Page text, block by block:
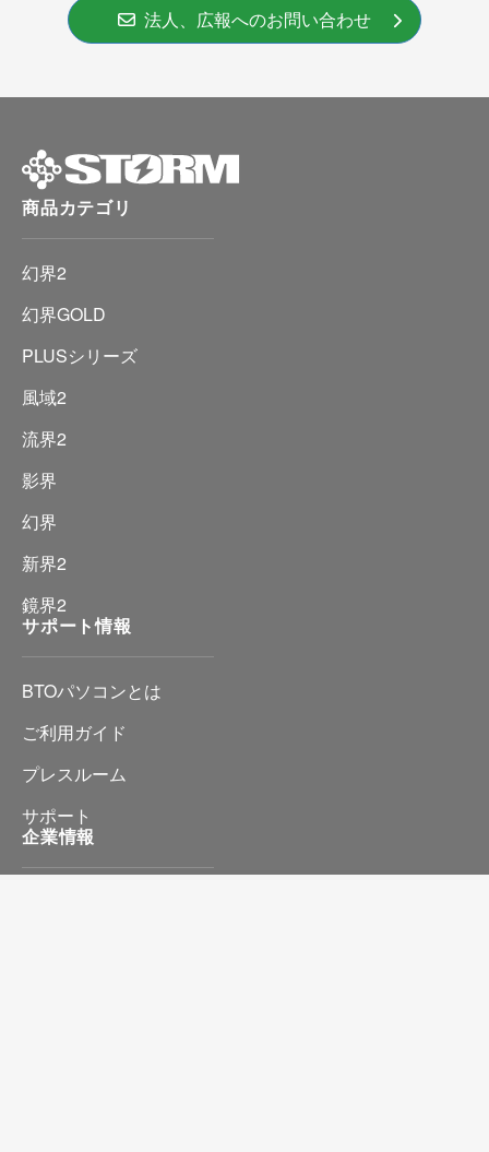
法人、広報へのお問い合わせ
商品カテゴリ
幻界2
幻界GOLD
PLUSシリーズ
風域2
流界2
影界
幻界
新界2
鏡界2
サポート情報
BTOパソコンとは
ご利用ガイド
プレスルーム
サポート
企業情報